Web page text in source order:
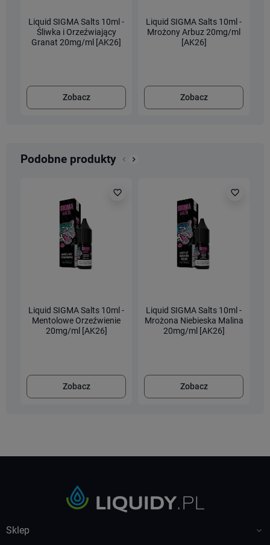
Liquid SIGMA Salts 10ml -
Śliwka i Orzeźwiający
Granat 20mg/ml [AK26]
Zobacz
Liquid SIGMA Salts 10ml -
Mrożony Arbuz 20mg/ml
[AK26]
Zobacz
Podobne produkty Poprzedni
keyboard_arrow_left
Następny
keyboard_arrow_right
favorite_border
Liquid SIGMA Salts 10ml -
Mentolowe Orzeźwienie
20mg/ml [AK26]
Zobacz
favorite_border
Liquid SIGMA Salts 10ml -
Mrożona Niebieska Malina
20mg/ml [AK26]
Zobacz
Sklep 